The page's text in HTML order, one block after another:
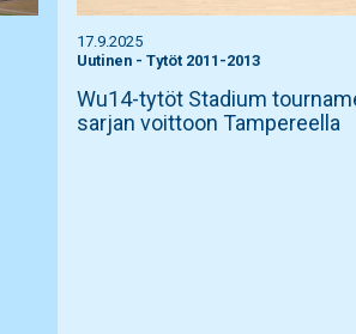
17.9.2025
Uutinen - Tytöt 2011-2013
Wu14-tytöt Stadium
sarjan voittoon Tampereella